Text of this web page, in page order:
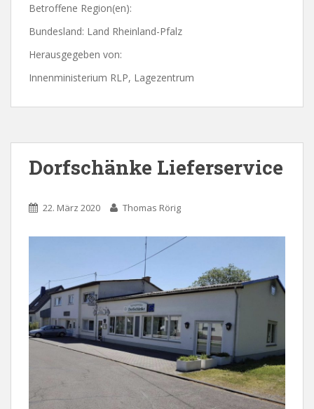
Betroffene Region(en):
Bundesland: Land Rheinland-Pfalz
Herausgegeben von:
Innenministerium RLP, Lagezentrum
Dorfschänke Lieferservice
22. März 2020 Thomas Rörig